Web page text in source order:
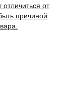
от
причиной